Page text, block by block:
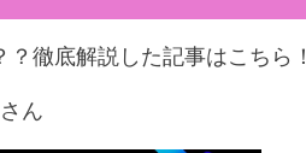
徹底解説した記事はこちら！
ん